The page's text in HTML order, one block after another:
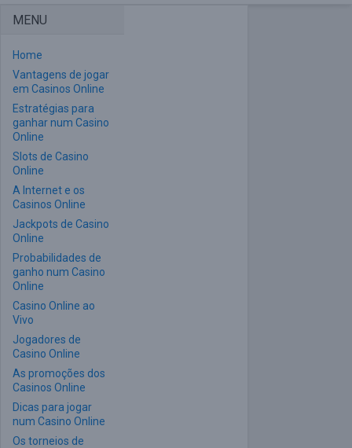
MENU
Home
Vantagens de jogar
em Casinos Online
Estratégias para
ganhar num Casino
Online
Slots de Casino
Online
A Internet e os
Casinos Online
Jackpots de Casino
Online
Probabilidades de
ganho num Casino
Online
Casino Online ao
Vivo
Jogadores de
Casino Online
As promoções dos
Casinos Online
Dicas para jogar
num Casino Online
Os torneios de